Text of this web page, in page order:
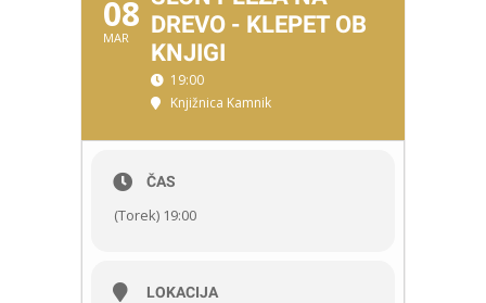
08
MAR
DREVO - KLEPET OB
KNJIGI
19:00
Knjižnica Kamnik
ČAS
(Torek) 19:00
LOKACIJA